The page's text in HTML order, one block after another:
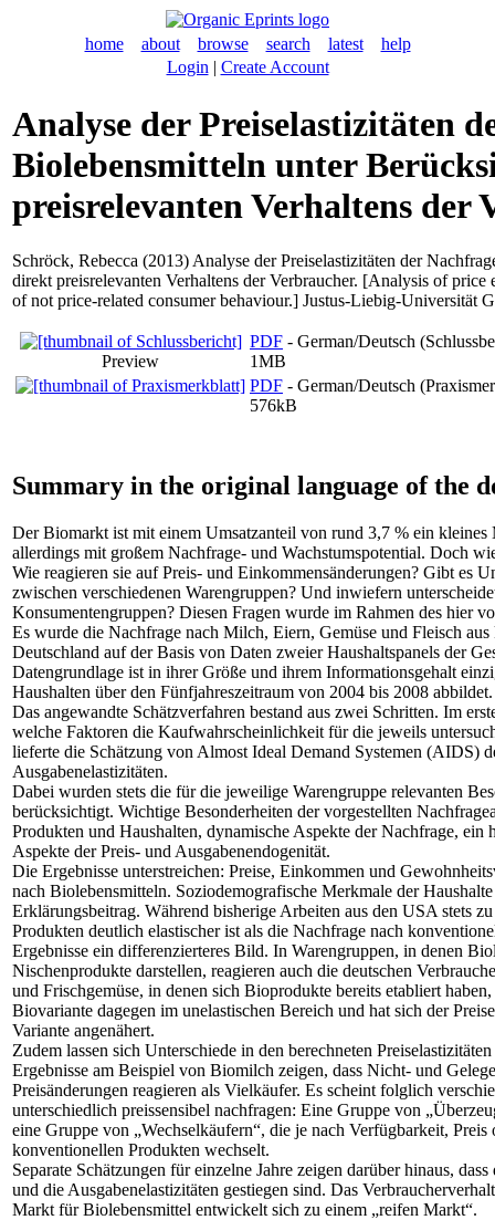
home about browse search latest
help
Login | Create Account
Analyse der Preiselastizitäten
Biolebensmitteln unter
preisrelevanten Verhaltens der
Schröck, Rebecca (2013) Analyse der Preiselastizitäten der
direkt preisrelevanten Verhaltens der Verbraucher. [Analysis of
of not price-related consumer behaviour.] Justus-Liebig-
Preview
PDF - German/Deutsch
1MB
PDF - German/Deutsch
576kB
Summary in the original language of the
Der Biomarkt ist mit einem Umsatzanteil von rund 3,7 % ein
allerdings mit großem Nachfrage- und Wachstumspotential. Doch
Wie reagieren sie auf Preis- und Einkommensänderungen? Gibt es
zwischen verschiedenen Warengruppen? Und inwiefern
Konsumentengruppen? Diesen Fragen wurde im Rahmen des hier
Es wurde die Nachfrage nach Milch, Eiern, Gemüse und Fleisch
Deutschland auf der Basis von Daten zweier Haushaltspanels der
Datengrundlage ist in ihrer Größe und ihrem Informationsgehalt
Haushalten über den Fünfjahreszeitraum von 2004 bis 2008 abbildet.
Das angewandte Schätzverfahren bestand aus zwei Schritten. Im
welche Faktoren die Kaufwahrscheinlichkeit für die jeweils
lieferte die Schätzung von Almost Ideal Demand Systemen (AIDS)
Ausgabenelastizitäten.
Dabei wurden stets die für die jeweilige Warengruppe relevanten
berücksichtigt. Wichtige Besonderheiten der vorgestellten
Produkten und Haushalten, dynamische Aspekte der Nachfrage,
Aspekte der Preis- und Ausgabenendogenität.
Die Ergebnisse unterstreichen: Preise, Einkommen und
nach Biolebensmitteln. Soziodemografische Merkmale der
Erklärungsbeitrag. Während bisherige Arbeiten aus den USA stets
Produkten deutlich elastischer ist als die Nachfrage nach
Ergebnisse ein differenzierteres Bild. In Warengruppen, in denen
Nischenprodukte darstellen, reagieren auch die deutschen
und Frischgemüse, in denen sich Bioprodukte bereits etabliert
Biovariante dagegen im unelastischen Bereich und hat sich der
Variante angenähert.
Zudem lassen sich Unterschiede in den berechneten
Ergebnisse am Beispiel von Biomilch zeigen, dass Nicht- und
Preisänderungen reagieren als Vielkäufer. Es scheint folglich
unterschiedlich preissensibel nachfragen: Eine Gruppe von
eine Gruppe von „Wechselkäufern“, die je nach Verfügbarkeit,
konventionellen Produkten wechselt.
Separate Schätzungen für einzelne Jahre zeigen darüber hinaus,
und die Ausgabenelastizitäten gestiegen sind. Das
Markt für Biolebensmittel entwickelt sich zu einem „reifen Markt“.